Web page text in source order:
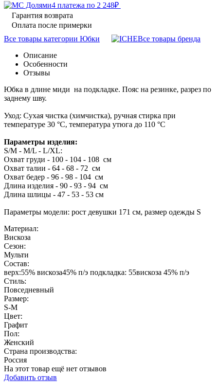
4 платежа по 2 248₽
Гарантия возврата
Оплата после примерки
Все товары категории Юбки
Все товары бренда
Описание
Особенности
Отзывы
Юбка в длине миди на подкладке. Пояс на резинке, разрез по
заднему шву.
Уход: Сухая чистка (химчистка), ручная стирка при
температуре 30 °C, температура утюга до 110 °C
Параметры изделия:
S/M - M/L - L/XL:
Охват груди - 100 - 104 - 108 см
Охват талии - 64 - 68 - 72 см
Охват бедер - 96 - 98 - 104 см
Длина изделия - 90 - 93 - 94 см
Длина шлицы - 47 - 53 - 53 см
Параметры модели: рост девушки 171 см, размер одежды S
Материал:
Вискоза
Сезон:
Мульти
Состав:
верх:55% вискоза45% п/э подкладка: 55вискоза 45% п/э
Стиль:
Повседневный
Размер:
S-M
Цвет:
Графит
Пол:
Женский
Страна производства:
Россия
На этот товар ещё нет отзывов
Добавить отзыв